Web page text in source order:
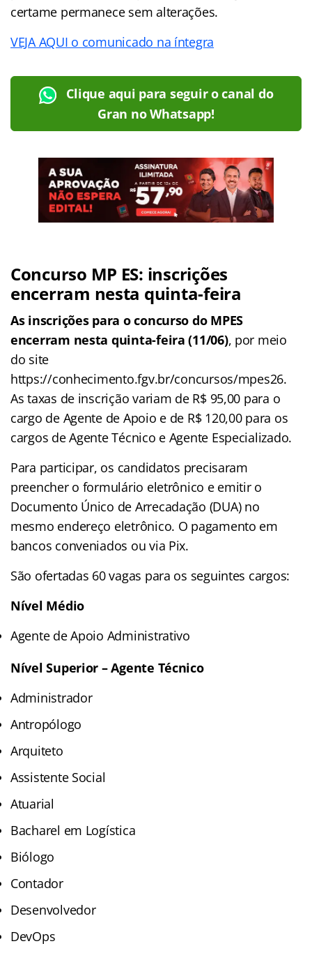
certame permanece sem alterações.
VEJA AQUI o comunicado na íntegra
Clique aqui para seguir o canal do
Gran no Whatsapp!
Concurso MP ES: inscrições
encerram nesta quinta-feira
As inscrições para o concurso do MPES
encerram nesta quinta-feira (11/06), por meio
do site
https://conhecimento.fgv.br/concursos/mpes26.
As taxas de inscrição variam de R$ 95,00 para o
cargo de Agente de Apoio e de R$ 120,00 para os
cargos de Agente Técnico e Agente Especializado.
Para participar, os candidatos precisaram
preencher o formulário eletrônico e emitir o
Documento Único de Arrecadação (DUA) no
mesmo endereço eletrônico. O pagamento em
bancos conveniados ou via Pix.
São ofertadas 60 vagas para os seguintes cargos:
Nível Médio
Agente de Apoio Administrativo
Nível Superior – Agente Técnico
Administrador
Antropólogo
Arquiteto
Assistente Social
Atuarial
Bacharel em Logística
Biólogo
Contador
Desenvolvedor
DevOps